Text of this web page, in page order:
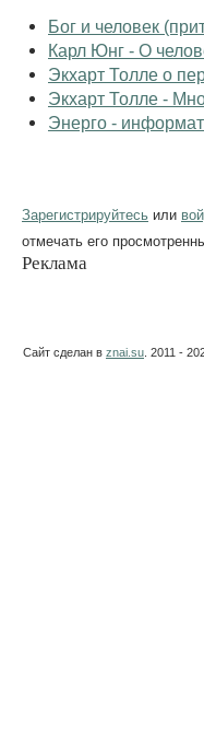
Бог и человек
Карл Юнг - О
Экхарт Толле о
Экхарт Толле -
Энерго -
Зарегистрируйтесь или
отмечать его
Реклама
Сайт сделан в znai.su . 2011 -